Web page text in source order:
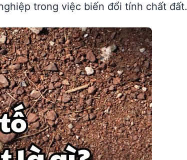
trong việc biến đổi tính chất đất.